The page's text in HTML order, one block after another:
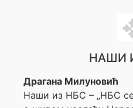
НАШИ
Драгана Милуновић
Наши из НБС – „НБС се